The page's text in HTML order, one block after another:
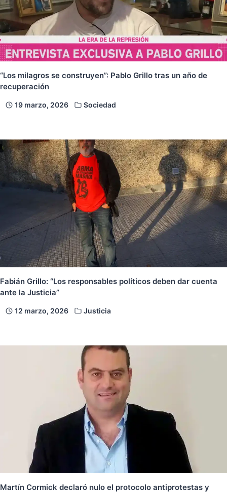
“Los milagros se construyen”: Pablo Grillo tras un año de
recuperación
19 marzo, 2026 Sociedad
Fabián Grillo: “Los responsables políticos deben dar cuenta
ante la Justicia”
12 marzo, 2026 Justicia
Martín Cormick declaró nulo el protocolo antiprotestas y